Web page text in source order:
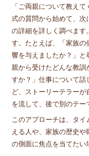
「ご両親について教え
式の質問から始めて、
の詳細を詳しく調べま
す。たとえば、「家族
響を与えましたか？」
親から受けたどんな教
すか？」仕事について
ど、ストーリーテラー
を流して、後で別のテー
このアプローチは、タ
える人や、家族の歴史
の側面に焦点を当てたい